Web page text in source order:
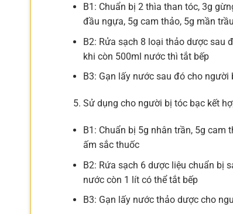
B1: Chuẩn bị 2 thìa than tóc, 3g
đầu ngựa, 5g cam thảo, 5g mần
B2: Rửa sạch 8 loại thảo dược sau
khi còn 500ml nước thì tắt bếp
B3: Gạn lấy nước sau đó cho
Sử dụng cho người bị tóc bạc kết
B1: Chuẩn bị 5g nhân trần, 5g cam
ấm sắc thuốc
B2: Rứa sạch 6 dược liệu chuẩn bị
nước còn 1 lít có thể tắt bếp
B3: Gạn lấy nước thảo dược cho